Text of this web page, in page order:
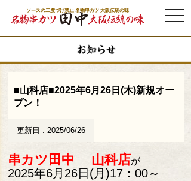
ソースの二度づけ禁止 名物串カツ 大阪伝統の味
t
o
g
l
i
i
■山科店■2025年6月26日(木)新規オー
プン！
更新日 : 2025/06/26
串カツ田中 山科店が
2025年6月26日(月)17：00～